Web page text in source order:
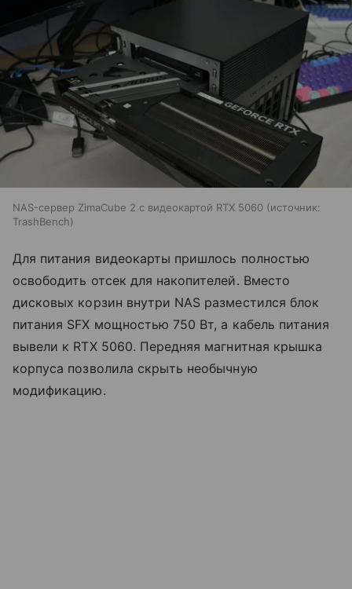
NAS-сервер ZimaCube 2 с видеокартой RTX 5060
источник:
TrashBench
Для питания видеокарты пришлось полностью
освободить отсек для накопителей. Вместо
дисковых корзин внутри NAS разместился блок
питания SFX мощностью 750 Вт, а кабель питания
вывели к RTX 5060. Передняя магнитная крышка
корпуса позволила скрыть необычную
модификацию.